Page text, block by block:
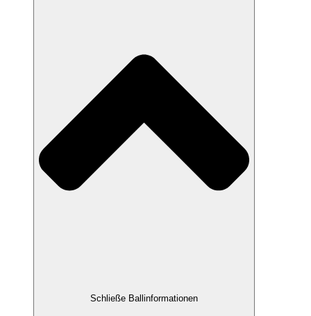
Schließe Ballinformationen